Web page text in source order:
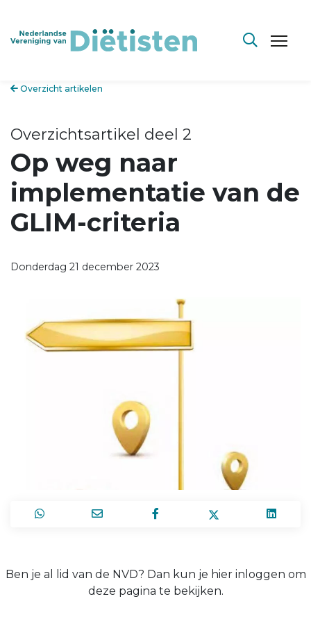
Overzicht artikelen
Overzichtsartikel deel 2
Op weg naar
implementatie van de
GLIM-criteria
Donderdag 21 december 2023
Ben je al lid van de NVD? Dan kun je hier inloggen om
deze pagina te bekijken.